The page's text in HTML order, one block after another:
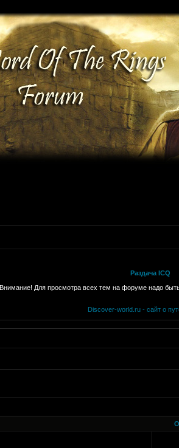
Раздача ICQ
Внимание! Для просмотра всех тем на форуме надо
Discover-world.ru - сайт о